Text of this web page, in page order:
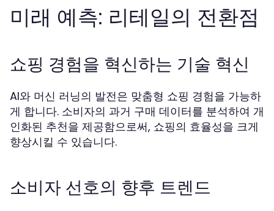
미래 예측: 리테일의 전환점
쇼핑 경험을 혁신하는 기술 혁신
AI와 머신 러닝의 발전은 맞춤형 쇼핑 경험을 가능하
게 합니다. 소비자의 과거 구매 데이터를 분석하여 개
인화된 추천을 제공함으로써, 쇼핑의 효율성을 크게
향상시킬 수 있습니다.
소비자 선호의 향후 트렌드